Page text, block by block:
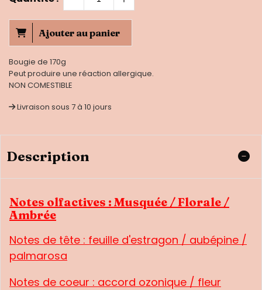
Ajouter au panier
Bougie de 170g
Peut produire une réaction allergique.
NON COMESTIBLE
Livraison sous 7 à 10 jours
Description
Notes olfactives : Musquée / Florale /
Ambrée
Notes de tête : feuille d'estragon / aubépine /
palmarosa
Notes de coeur : accord ozonique / fleur